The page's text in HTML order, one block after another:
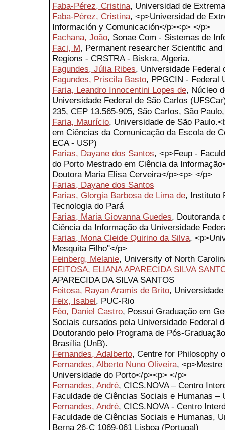
Faba-Pérez, Cristina, Universidad de
Faba-Pérez, Cristina, <p>Universidad de
Información y Comunicación</p><p> </p>
Fachana, João, Sonae Com - Sistemas de
Faci, M, Permanent researcher Scientific
Regions - CRSTRA - Biskra, Algeria.
Fagundes, Júlia Ribes, Universidade Federal
Fagundes, Priscila Basto, PPGCIN - Federal
Faria, Leandro Innocentini Lopes de, Núcleo
Universidade Federal de São Carlos
235, CEP 13.565-905, São Carlos, São
Faria, Maurício, Universidade de São
em Ciências da Comunicação da Escola de
ECA - USP)
Farias, Dayane dos Santos, <p>Feup -
do Porto Mestrado em Ciência da
Doutora Maria Elisa Cerveira</p><p> </p>
Farias, Dayane dos Santos
Farias, Glorgia Barbosa de Lima de, Instituto
Tecnologia do Pará
Farias, Maria Giovanna Guedes, Doutoranda
Ciência da Informação da Universidade
Farias, Mona Cleide Quirino da Silva,
Mesquita Filho"</p>
Feinberg, Melanie, University of North
FEITOSA, ELIANA APARECIDA SILVA
APARECIDA DA SILVA SANTOS
Feitosa, Rayan Aramis de Brito,
Feix, Isabel, PUC-Rio
Féo, Daniel Castro, Possui Graduação em
Sociais cursados pela Universidade Federal
Doutorando pelo Programa de Pós-
Brasília (UnB).
Fernandes, Adalberto, Centre for Philosophy
Fernandes, Alberto Nuno Oliveira, <p>Mestre
Universidade do Porto</p><p> </p>
Fernandes, André, CICS.NOVA – Centro
Faculdade de Ciências Sociais e Humanas –
Fernandes, André, CICS.NOVA - Centro
Faculdade de Ciências Sociais e Humanas,
Berna 26-C 1069-061 Lisboa (Portugal)